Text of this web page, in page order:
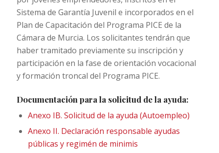
Sistema de Garantía Juvenil e incorporados en el
Plan de Capacitación del Programa PICE de la
Cámara de Murcia. Los solicitantes tendrán que
haber tramitado previamente su inscripción y
participación en la fase de orientación vocacional
y formación troncal del Programa PICE.
Documentación para la solicitud de la ayuda:
Anexo IB. Solicitud de la ayuda (Autoempleo)
Anexo II. Declaración responsable ayudas
públicas y regimén de minimis